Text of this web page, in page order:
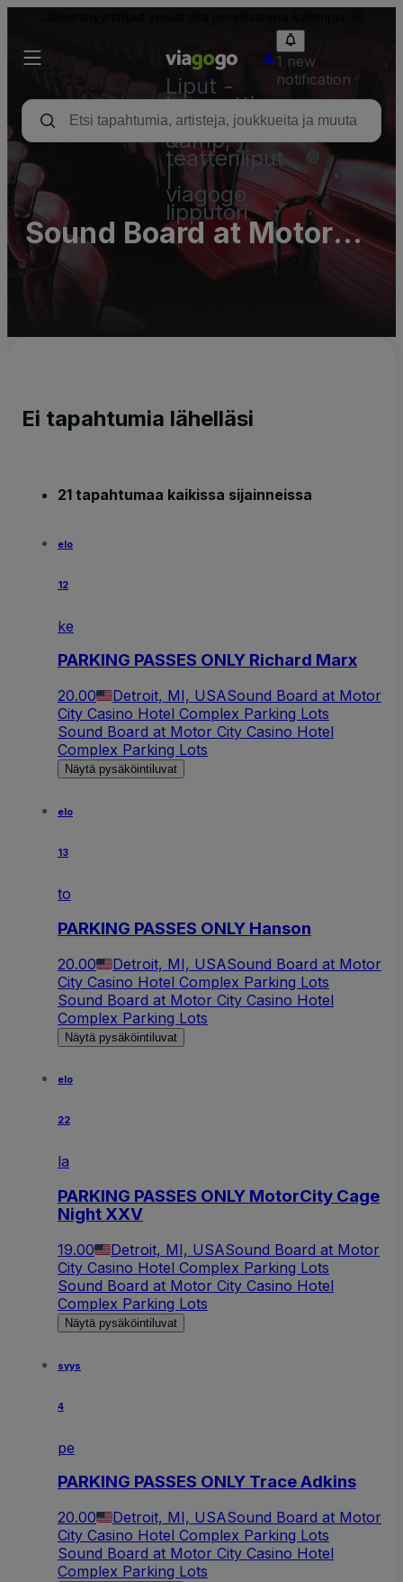
Liput -
konsertti,
urheilu
&amp;
teatteriliput
viagogo
lipputori
1 new
notification
Sound Board at Motor
City Casino Hotel
Ei tapahtumia lähelläsi
21 tapahtumaa kaikissa sijainneissa
elo
12
ke
PARKING PASSES ONLY Richard Marx
20.00 Detroit, MI, USASound Board at Motor
City Casino Hotel Complex Parking Lots
Sound Board at Motor City Casino Hotel
Complex Parking Lots
Näytä pysäköintiluvat
elo
13
to
PARKING PASSES ONLY Hanson
20.00 Detroit, MI, USASound Board at Motor
City Casino Hotel Complex Parking Lots
Sound Board at Motor City Casino Hotel
Complex Parking Lots
Näytä pysäköintiluvat
elo
22
la
PARKING PASSES ONLY MotorCity Cage
Night XXV
19.00 Detroit, MI, USASound Board at Motor
City Casino Hotel Complex Parking Lots
Sound Board at Motor City Casino Hotel
Complex Parking Lots
Näytä pysäköintiluvat
syys
4
pe
PARKING PASSES ONLY Trace Adkins
20.00 Detroit, MI, USASound Board at Motor
City Casino Hotel Complex Parking Lots
Sound Board at Motor City Casino Hotel
Complex Parking Lots